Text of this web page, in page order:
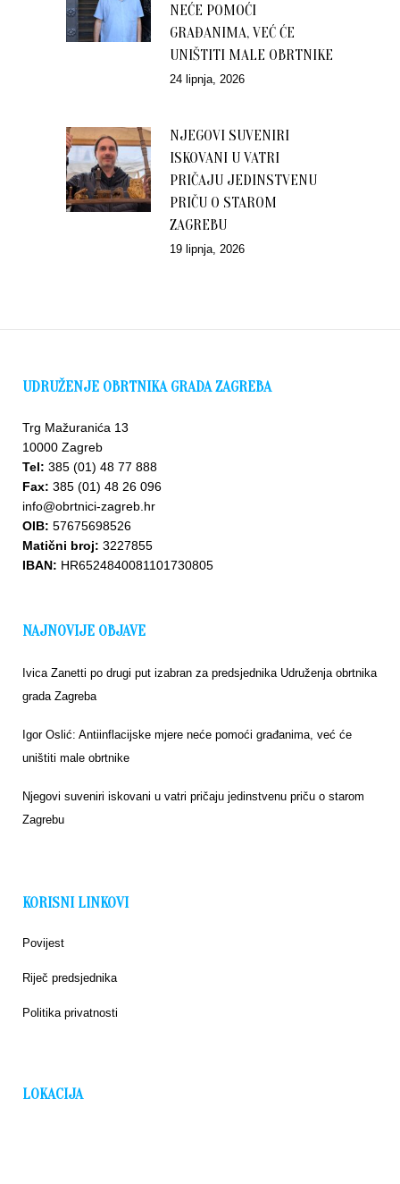
NEĆE POMOĆI
GRAĐANIMA, VEĆ ĆE
UNIŠTITI MALE OBRTNIKE
24 lipnja, 2026
NJEGOVI SUVENIRI
ISKOVANI U VATRI
PRIČAJU JEDINSTVENU
PRIČU O STAROM
ZAGREBU
19 lipnja, 2026
UDRUŽENJE OBRTNIKA GRADA ZAGREBA
Trg Mažuranića 13
10000 Zagreb
Tel: 385 (01) 48 77 888
Fax: 385 (01) 48 26 096
info@obrtnici-zagreb.hr
OIB: 57675698526
Matični broj: 3227855
IBAN: HR6524840081101730805
NAJNOVIJE OBJAVE
Ivica Zanetti po drugi put izabran za predsjednika Udruženja obrtnika
grada Zagreba
Igor Oslić: Antiinflacijske mjere neće pomoći građanima, već će
uništiti male obrtnike
Njegovi suveniri iskovani u vatri pričaju jedinstvenu priču o starom
Zagrebu
KORISNI LINKOVI
Povijest
Riječ predsjednika
Politika privatnosti
LOKACIJA